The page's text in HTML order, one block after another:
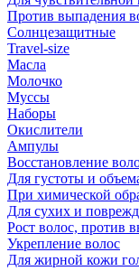
Против выпадения
Солнцезащитные
Travel-size
Масла
Молочко
Муссы
Наборы
Окислители
Ампулы
Восстановление
Для густоты и
При химической
Для сухих и
Рост волос, против
Укрепление волос
Для жирной кожи